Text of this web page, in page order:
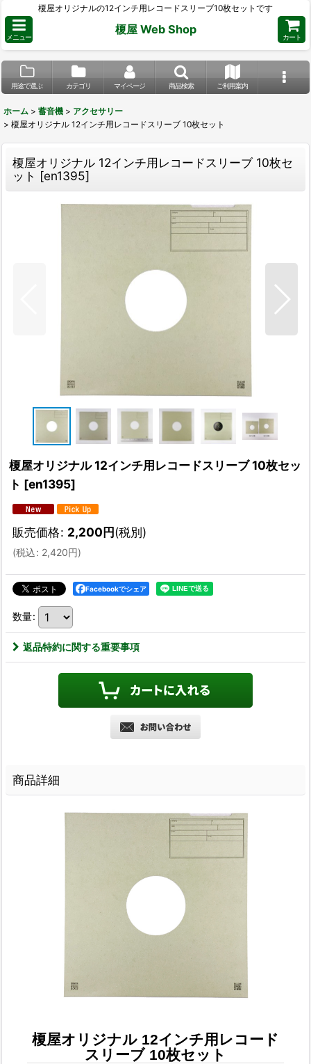
榎屋オリジナルの12インチ用レコードスリーブ10枚セットです
メニュー
榎屋 Web Shop
カート
用途で選ぶ カテゴリ マイページ 商品検索 ご利用案内
ホーム > 蓄音機 > アクセサリー
> 榎屋オリジナル 12インチ用レコードスリーブ 10枚セット
榎屋オリジナル 12インチ用レコードスリーブ 10枚セ
ット [en1395]
榎屋オリジナル 12インチ用レコードスリーブ 10枚セッ
ト [en1395]
販売価格: 2,200円(税別)
(税込: 2,420円)
Facebookでシェア
数量:
返品特約に関する重要事項
商品詳細
榎屋オリジナル 12インチ用レコード
スリーブ 10枚セット